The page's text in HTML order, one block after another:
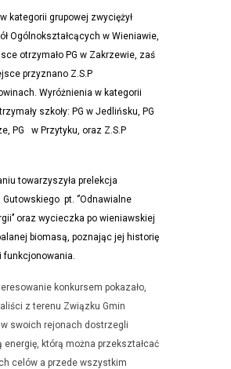
kategorii grupowej zwyciężył
Ogólnokształcących w Wieniawie,
otrzymało PG w Zakrzewie, zaś
przyznano Z.S.P
Wyróżnienia w kategorii
szkoły: PG w Jedlińsku, PG
PG w Przytyku, oraz Z.S.P
towarzyszyła prelekcja
Gutowskiego pt. ‘’Odnawialne
oraz wycieczka po wieniawskiej
biomasą, poznając jej historię
funkcjonowania.
konkursem pokazało,
z terenu Związku Gmin
swoich rejonach dostrzegli
energię, którą można przekształcać
celów a przede wszystkim